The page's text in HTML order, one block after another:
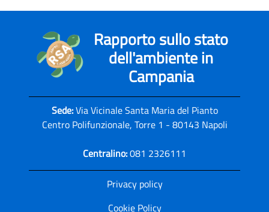
Rapporto sullo stato
dell'ambiente in
Campania
Sede:Via Vicinale Santa Maria del Pianto
Centro Polifunzionale, Torre 1 - 80143 Napoli
Centralino:081 2326111
Privacy policy
Cookie Policy